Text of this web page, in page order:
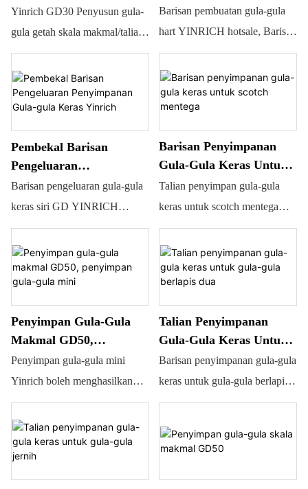
Penyumbat gula-gula universal
Lab Candy Depositor-
Yinrich
Yinrich GD30 Penyusun gula-
gula getah skala makmal/talian
penyusun gula-gula keras untuk
pembuatan gula-gula getah. Ia
adalah mesin makmal untuk
pembuatan gula-gula
berkapasiti kecil. Atau boleh
digunakan untuk kedai, acuan
boleh berubah bentuk.
Dua Warna Bersebelahan
Barisan pembuatan gula-gula
hart YINRICH hotsale, Barisan
pemprosesan adalah unit padat
yang boleh menghasilkan
pelbagai jenis gula-gula keras
secara berterusan. Video
menunjukkan gula-gula keras
mempunyai dua warna, jenis
Pembekal Barisan
Pengeluaran
Penyimpanan Gula-Gula
Keras Yinrich
Barisan pengeluaran gula-gula
keras siri GD YINRICH
dibangunkan untuk membuat
gula-gula keras yang
dimendapkan, berkapasiti dari
100kg/j sehingga 1000kg/j.
Panel sentuh HMI untuk
pengendalian yang mudah;
Pam dos untuk suntikan
dan gula-gula keras jernih
boleh dibuat pada pemendap
Barisan Penyimpanan
Gula-Gula Keras Untuk
Scotch Mentega
Talian penyimpan gula-gula
keras untuk scotch mentega
Catatan: 1) Bahagian yang
bersentuhan dengan makanan
diperbuat daripada SUS304; 2)
Bingkai dan penutup badan
diperbuat daripada keluli tahan
karat 3) Motor servo: TECO;
SIEMENS, COTRUST 8)
Relay: SIEMENS atau
Penyimpan Gula-Gula
Makmal GD50,
Penyimpan Gula-Gula
Mini
Penyimpan gula-gula mini
Yinrich boleh menghasilkan
semua jenis gula-gula. Sama
ada lembut atau keras, lolipop.
Sama ada satu warna atau
banyak, jika anda mempunyai
masalah ruang, pembuat gula-
Talian Penyimpanan
Gula-Gula Keras Untuk
Gula-Gula Berlapis Dua
Barisan penyimpanan gula-gula
keras untuk gula-gula berlapis
dua Barisan pemprosesan
boleh menghasilkan pelbagai
berterusan. Ia boleh